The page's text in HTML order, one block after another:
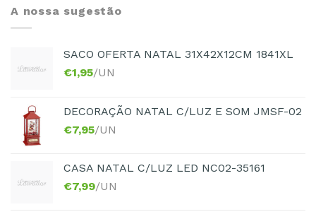
A nossa sugestão
SACO OFERTA NATAL 31X42X12CM 1841XL
€1,95/UN
DECORAÇÃO NATAL C/LUZ E SOM JMSF-02
€7,95/UN
CASA NATAL C/LUZ LED NC02-35161
€7,99/UN